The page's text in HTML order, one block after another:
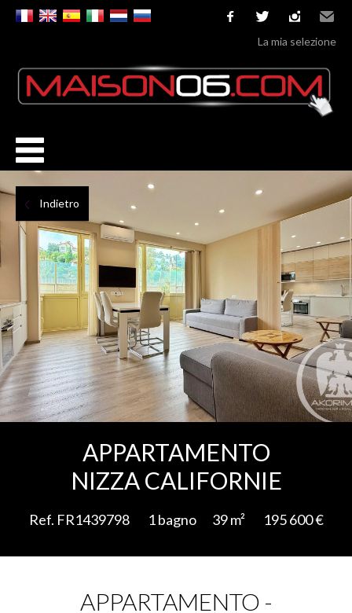
facebooktwitterinstagram
Email
La mia selezione
Indietro
APPARTAMENTO
NIZZA CALIFORNIE
Ref. FR1439798 1 bagno 39 m² 195 600 €
APPARTAMENTO -